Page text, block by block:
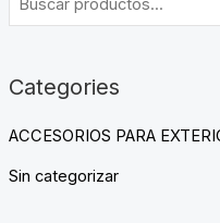
Categories
ACCESORIOS PARA
Sin categorizar